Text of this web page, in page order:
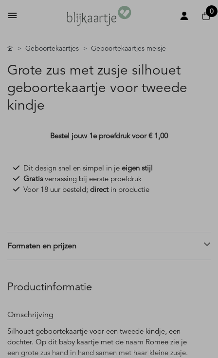
0
Geboortekaartjes Geboortekaartjes meisje
Grote zus met zusje silhouet
geboortekaartje voor tweede
kindje
Bestel jouw 1e proefdruk voor€ 1,00
Dit design snel en simpel in je eigen stijl
Gratisverrassing bij eerste proefdruk
Voor 18 uur besteld; directin productie
Formaten en prijzen
Productinformatie
Omschrijving
Silhouet geboortekaartje voor een tweede kindje, een
dochter. Op dit baby kaartje met de naam Romee zie je
een grote zus hand in hand samen met haar kleine zusje.